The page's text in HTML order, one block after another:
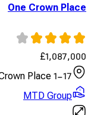
One Crown Place
£1,087,000
1-17 Crown Place، لندن EC2A 2ER
MTD Group